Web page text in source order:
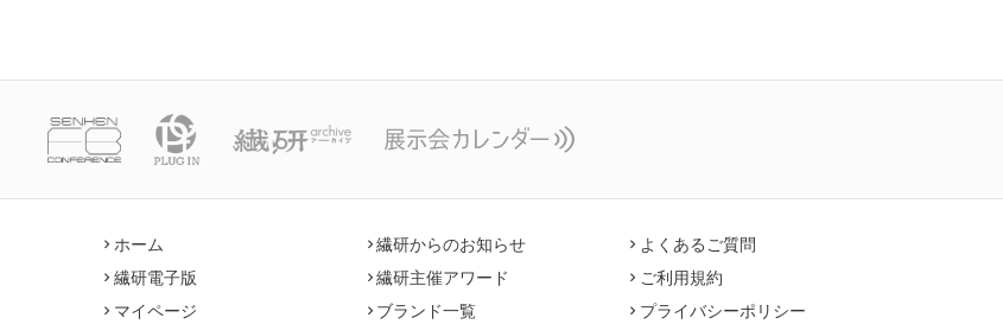
ホーム
繊研電子版
マイページ
繊研からのお知らせ
繊研主催アワード
ブランド一覧
よくあるご質問
ご利用規約
プライバシーポリシー